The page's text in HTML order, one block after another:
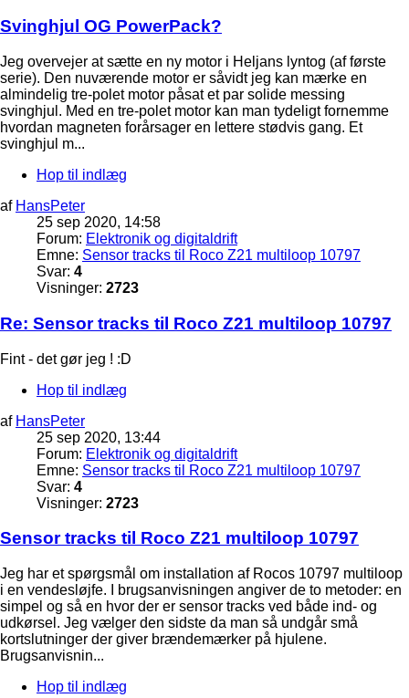
Svinghjul OG PowerPack?
Jeg overvejer at sætte en ny motor i Heljans lyntog (af første
serie). Den nuværende motor er såvidt jeg kan mærke en
almindelig tre-polet motor påsat et par solide messing
svinghjul. Med en tre-polet motor kan man tydeligt fornemme
hvordan magneten forårsager en lettere stødvis gang. Et
svinghjul m...
Hop til indlæg
af HansPeter
25 sep 2020, 14:58
Forum: Elektronik og digitaldrift
Emne: Sensor tracks til Roco Z21 multiloop 10797
Svar: 4
Visninger: 2723
Re: Sensor tracks til Roco Z21 multiloop 10797
Fint - det gør jeg ! :D
Hop til indlæg
af HansPeter
25 sep 2020, 13:44
Forum: Elektronik og digitaldrift
Emne: Sensor tracks til Roco Z21 multiloop 10797
Svar: 4
Visninger: 2723
Sensor tracks til Roco Z21 multiloop 10797
Jeg har et spørgsmål om installation af Rocos 10797 multiloop
i en vendesløjfe. I brugsanvisningen angiver de to metoder: en
simpel og så en hvor der er sensor tracks ved både ind- og
udkørsel. Jeg vælger den sidste da man så undgår små
kortslutninger der giver brændemærker på hjulene.
Brugsanvisnin...
Hop til indlæg